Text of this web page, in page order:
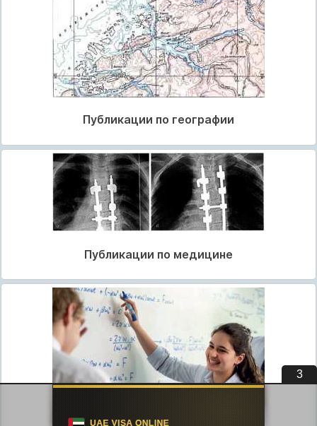
Публикации по географии
Публикации по медицине
3